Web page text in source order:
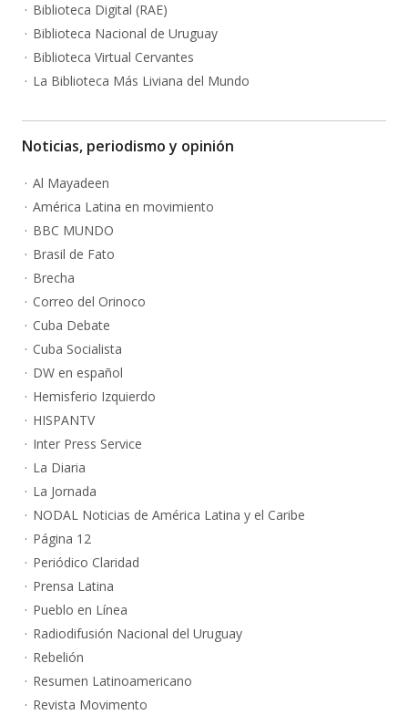
Biblioteca Digital (RAE)
Biblioteca Nacional de Uruguay
Biblioteca Virtual Cervantes
La Biblioteca Más Liviana del Mundo
Noticias, periodismo y opinión
Al Mayadeen
América Latina en movimiento
BBC MUNDO
Brasil de Fato
Brecha
Correo del Orinoco
Cuba Debate
Cuba Socialista
DW en español
Hemisferio Izquierdo
HISPANTV
Inter Press Service
La Diaria
La Jornada
NODAL Noticias de América Latina y el Caribe
Página 12
Periódico Claridad
Prensa Latina
Pueblo en Línea
Radiodifusión Nacional del Uruguay
Rebelión
Resumen Latinoamericano
Revista Movimento